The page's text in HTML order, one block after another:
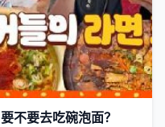
要不要去吃碗泡面？